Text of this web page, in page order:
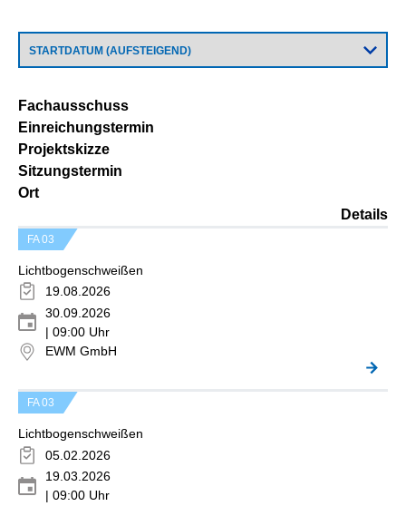
Fachausschuss
Einreichungstermin
Projektskizze
Sitzungstermin
Ort
Details
FA 03
Lichtbogenschweißen
19.08.2026
30.09.2026
| 09:00 Uhr
EWM GmbH
FA 03
Lichtbogenschweißen
05.02.2026
19.03.2026
| 09:00 Uhr